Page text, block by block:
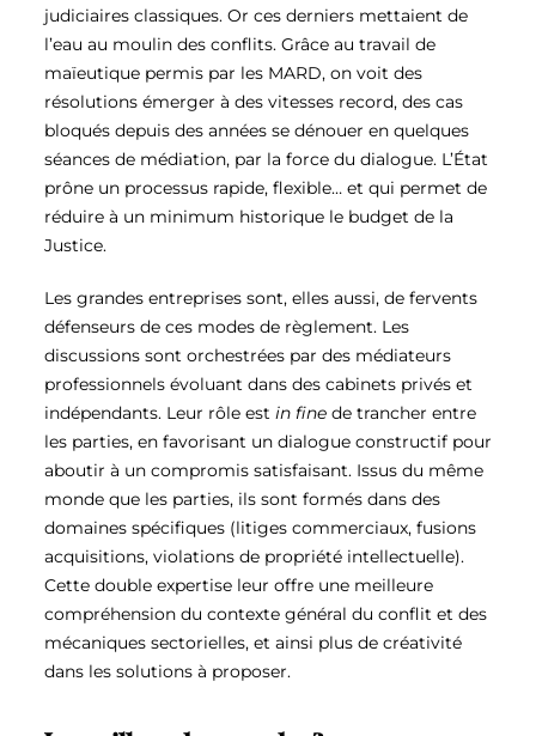
judiciaires classiques. Or ces derniers mettaient de
l’eau au moulin des conflits. Grâce au travail de
maïeutique permis par les MARD, on voit des
résolutions émerger à des vitesses record, des cas
bloqués depuis des années se dénouer en quelques
séances de médiation, par la force du dialogue. L’État
prône un processus rapide, flexible… et qui permet de
réduire à un minimum historique le budget de la
Justice.
Les grandes entreprises sont, elles aussi, de fervents
défenseurs de ces modes de règlement. Les
discussions sont orchestrées par des médiateurs
professionnels évoluant dans des cabinets privés et
indépendants. Leur rôle est in fine de trancher entre
les parties, en favorisant un dialogue constructif pour
aboutir à un compromis satisfaisant. Issus du même
monde que les parties, ils sont formés dans des
domaines spécifiques (litiges commerciaux, fusions
acquisitions, violations de propriété intellectuelle).
Cette double expertise leur offre une meilleure
compréhension du contexte général du conflit et des
mécaniques sectorielles, et ainsi plus de créativité
dans les solutions à proposer.